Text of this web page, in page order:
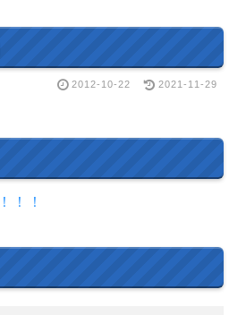
2012-10-22 2021-11-29
！！